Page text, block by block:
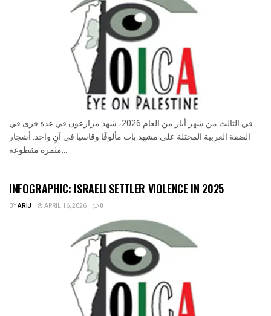
في الثالث من شهر أيار من العام 2026، شهد مزارعون في عدة قرى في
الضفة الغربية المحتلة على مشهد بات مألوفًا وقاسيا في آنٍ واحد: أشجار
INFOGRAPHIC: ISRAELI SETTLER VIOLENCE IN 2025
BYARIJ APRIL 16, 2026 0